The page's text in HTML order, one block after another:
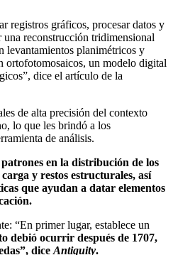
registros gráficos, procesar datos y
una reconstrucción tridimensional
levantamientos planimétricos y
ortofotomosaicos, un modelo digital
dice el artículo de la
de alta precisión del contexto
lo que les brindó a los
de análisis.
en la distribución de los
y restos estructurales, así
que ayudan a datar elementos
“En primer lugar, establece un
debió ocurrir después de 1707,
dice Antiquity.